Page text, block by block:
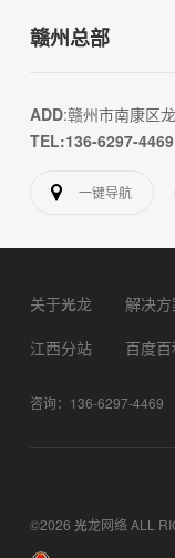
赣州总部
ADD:赣州市南康区
TEL:136-6297-4469
一键导航
关于光龙 解决方
江西分站
百度百
咨询：136-6297-4469
©2026 光龙网络 ALL